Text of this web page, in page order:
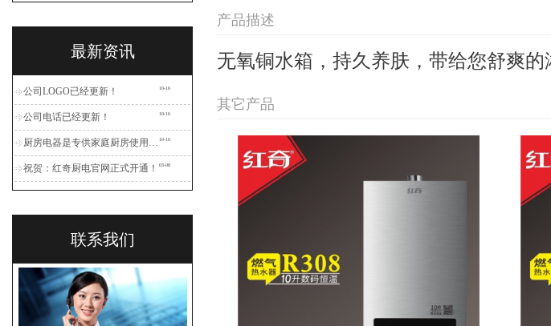
最新资讯
公司LOGO已经更新！ 10-16
公司电话已经更新！ 10-16
厨房电器是专供家庭厨房使用的一类家用电器 10-16
祝贺：红奇厨电官网正式开通！ 03-08
联系我们
产品描述
无氧铜水箱，持久养肤，带给您舒爽的
其它产品